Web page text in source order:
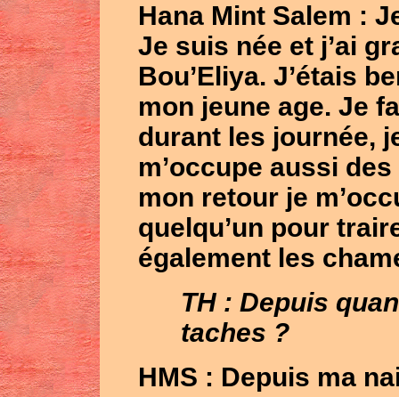
Hana Mint Salem :
Je suis née et j’ai
Bou’Eliya. J’étais
mon jeune age. Je
durant les journée,
m’occupe aussi
mon retour je
quelqu’un pour
également les
TH : Depuis
taches ?
HMS : Depuis ma